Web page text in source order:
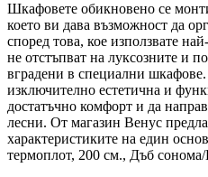
Шкафовете обикновено се
което ви дава възможност да
според това, кое използвате
не отстъпват на луксозните и
вградени в специални
изключително естетична и
достатъчно комфорт и да
лесни. От магазин Венус
характеристиките на един
термоплот, 200 см., Дъб сонома/